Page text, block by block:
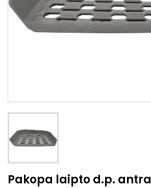
Pakopa laipto d.p. antra